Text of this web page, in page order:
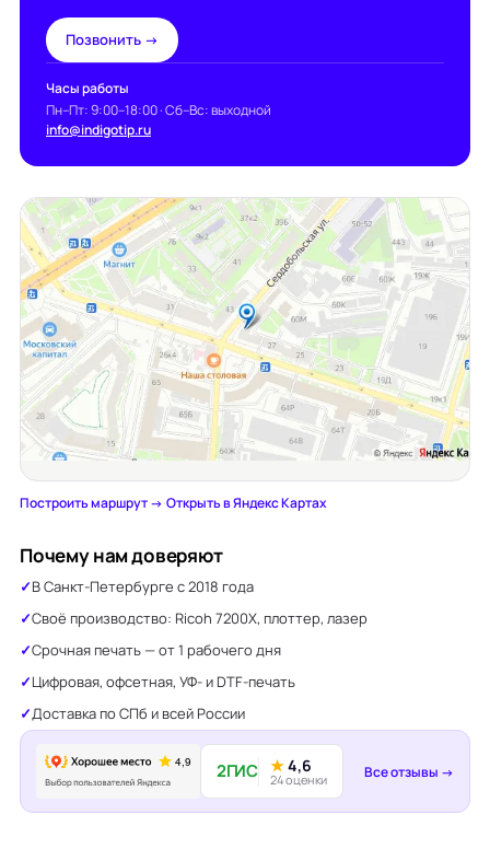
Позвонить →
Часы работы
Пн–Пт: 9:00–18:00 · Сб–Вс: выходной
info@indigotip.ru
Построить маршрут →·Открыть в Яндекс Картах
Почему нам доверяют
В Санкт-Петербурге с 2018 года
Своё производство: Ricoh 7200X, плоттер, лазер
Срочная печать — от 1 рабочего дня
Цифровая, офсетная, УФ- и DTF-печать
Доставка по СПб и всей России
2ГИС ★4,6
24 оценки Все отзывы →